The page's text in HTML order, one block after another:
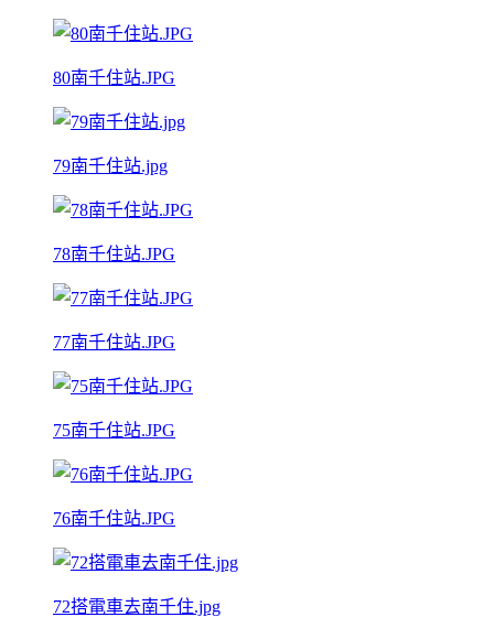
80南千住站.JPG
79南千住站.jpg
78南千住站.JPG
77南千住站.JPG
75南千住站.JPG
76南千住站.JPG
72搭電車去南千住.jpg